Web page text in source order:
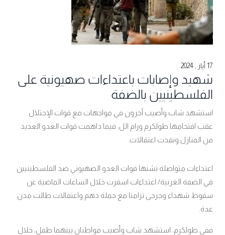
17 أيار , 2024
شهيد وإصابات باعتداءات صهيونية على
الفلسطينيين بالضفة
استشهد شاب وأصيب آخرون في مواجهات مع قوات الإحتلال
عقب اقتحامها طولكرم ورام الل، فيما داهمت قوات العدو العديد
من المنازل ونفذت اعتقالات.
اعتداءات متواصلة تشنها قوات العدو الصهيوني ضد الفلسطينيين
في الضفة الغربية/ اعتداءات اسفرت خلال الساعات الماضية عن
سقوط شهداء وجرحى تزامنا مع حملة دهم واعتقالات طالت مدن
عدة.
ففي طولكرم، استشهد شاب وأصيب مواطنان بينهما طفل، خلال